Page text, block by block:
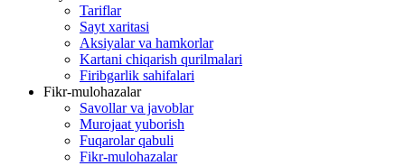
Tariflar
Sayt xaritasi
Aksiyalar va hamkorlar
Kartani chiqarish qurilmalari
Firibgarlik sahifalari
Fikr-mulohazalar
Savollar va javoblar
Murojaat yuborish
Fuqarolar qabuli
Fikr-mulohazalar